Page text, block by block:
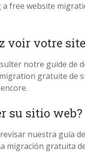
a free website
voir votre
notre guide de
gratuite de
su sitio web?
nuestra guía
migración gratuita